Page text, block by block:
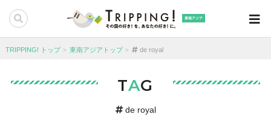
東南アジア
TRIPPING! トップ 東南アジアトップ de royal
TAG
de royal